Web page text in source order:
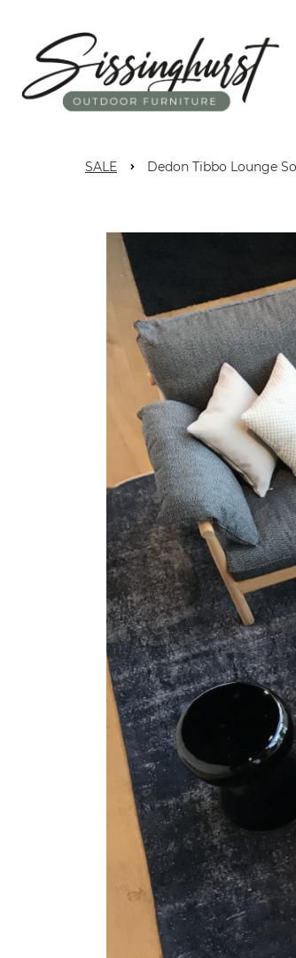
SALE Dedon Tibbo Lounge